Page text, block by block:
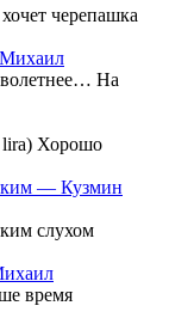
черепашка
На
lira) Хорошо
— Кузмин
слухом
время